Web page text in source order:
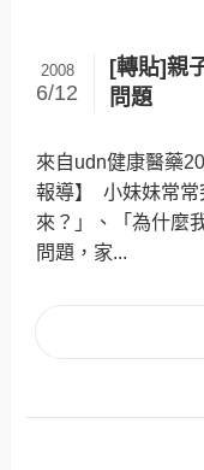
[轉貼]親
問題
2008
6/12
來自udn健康醫藥
報導】 小妹妹常常
來？」、「為什麼
問題，家...